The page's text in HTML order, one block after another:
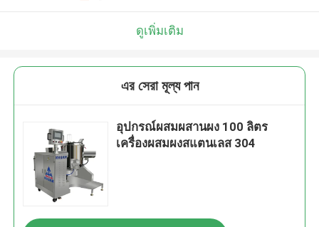
ดูเพิ่มเติม
এর সেরা মূল্য পান
อุปกรณ์ผสมผสานผง 100 ลิตร
เครื่องผสมผงสแตนเลส 304